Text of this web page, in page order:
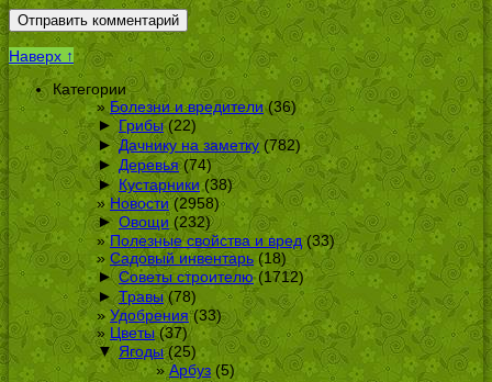
Наверх ↑
Категории
Болезни и вредители(36)
► Грибы(22)
► Дачнику на заметку(782)
► Деревья(74)
► Кустарники(38)
Новости(2958)
► Овощи(232)
Полезные свойства и вред(33)
Садовый инвентарь (18)
► Советы строителю(1712)
► Травы(78)
Удобрения(33)
Цветы(37)
▼ Ягоды(25)
Арбуз (5)